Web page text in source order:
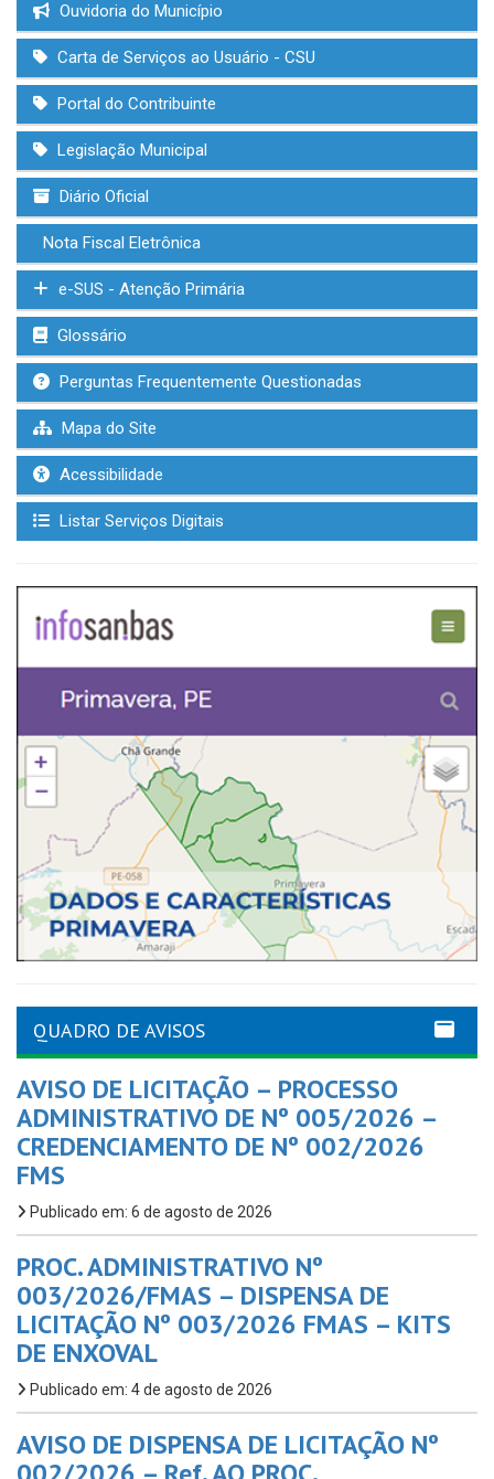
Ouvidoria do Município
Carta de Serviços ao Usuário - CSU
Portal do Contribuinte
Legislação Municipal
Diário Oficial
Nota Fiscal Eletrônica
e-SUS - Atenção Primária
Glossário
Perguntas Frequentemente Questionadas
Mapa do Site
Acessibilidade
Listar Serviços Digitais
QUADRO DE AVISOS
AVISO DE LICITAÇÃO – PROCESSO
ADMINISTRATIVO DE Nº 005/2026 –
CREDENCIAMENTO DE Nº 002/2026
FMS
Publicado em: 6 de agosto de 2026
PROC. ADMINISTRATIVO Nº
003/2026/FMAS – DISPENSA DE
LICITAÇÃO Nº 003/2026 FMAS – KITS
DE ENXOVAL
Publicado em: 4 de agosto de 2026
AVISO DE DISPENSA DE LICITAÇÃO Nº